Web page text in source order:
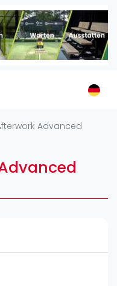
Advanced